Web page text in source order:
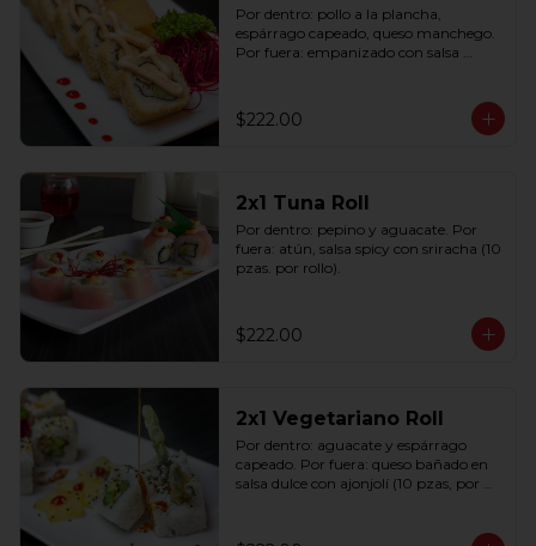
Por dentro: pollo a la plancha,
espárrago capeado, queso manchego.
Por fuera: empanizado con salsa
$222.00
2x1 Tuna Roll
Por dentro: pepino y aguacate. Por
fuera: atún, salsa spicy con sriracha (10
pzas. por rollo).
$222.00
2x1 Vegetariano Roll
Por dentro: aguacate y espárrago
capeado. Por fuera: queso bañado en
salsa dulce con ajonjolí (10 pzas, por